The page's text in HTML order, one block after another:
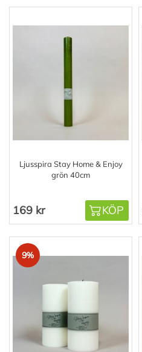
Ljusspira Stay Home & Enjoy
grön 40cm
169 kr KÖP
9%